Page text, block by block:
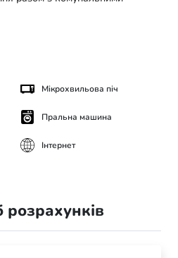
Мікрохвильова піч
Пральна машина
Інтернет
розрахунків